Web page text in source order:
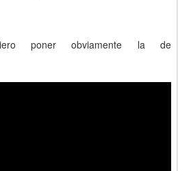
poner obviamente la de